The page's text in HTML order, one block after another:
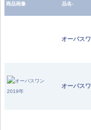
商品画像 品名-
オーパス
オーパス